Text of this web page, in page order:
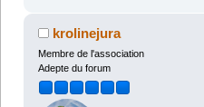
krolinejura
Membre de l'association
Adepte du forum